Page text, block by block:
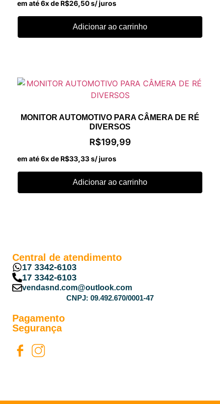
em até 6x de R$26,50s/ juros
Adicionar ao carrinho
MONITOR AUTOMOTIVO PARA CÂMERA DE RÉ
DIVERSOS
R$199,99
em até 6x de R$33,33s/ juros
Adicionar ao carrinho
Central de atendimento
17 3342-6103
17 3342-6103
vendasnd.com@outlook.com
CNPJ: 09.492.670/0001-47
Pagamento
Segurança